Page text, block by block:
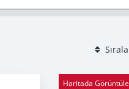
Sırala
Haritada Görüntüle